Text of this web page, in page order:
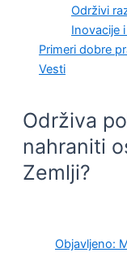
Održivi
Inovacije
Primeri dobre
Vesti
Održiva
nahraniti
Zemlji?
Objavljeno: